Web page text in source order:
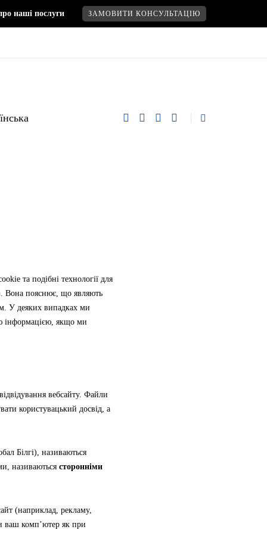
наші послуги ЗАМОВИТИ КОНСУЛЬТАЦІЮ
та подібні технології для
Вона пояснює, що являють
У деяких випадках ми
інформацією, якщо ми
вебсайту. Файли
користувацький досвід, а
Білгі), називаються
називаються сторонніми
(наприклад, рекламу,
ваш комп’ютер як при